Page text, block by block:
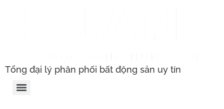
Tổng đại lý phân phối bất động sản uy tín